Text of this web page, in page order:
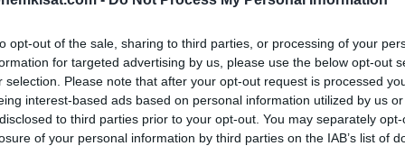
opt-out of the sale, sharing to third parties, or processing of your
for targeted advertising by us, please use the below opt-out
selection. Please note that after your opt-out request is processed
interest-based ads based on personal information utilized by us
to third parties prior to your opt-out. You may separately
of your personal information by third parties on the IAB’s list of
hirmuiseen vireeseen. Kotkalaislähtöinen kärki on
Eilen maaliputki sai jatkoa kahdella osumalla.
jälkeen, kunKenny McLean vapautti